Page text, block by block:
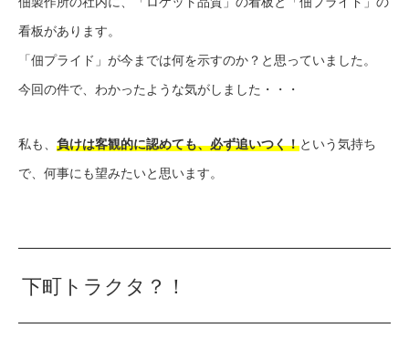
看板があります。
「佃プライド」が今までは何を示すのか？と思っていました。
今回の件で、わかったような気がしました・・・
私も、 負けは客観的に認めても、必ず追いつく！という気持ち
で、何事にも望みたいと思います。
下町トラクタ？！